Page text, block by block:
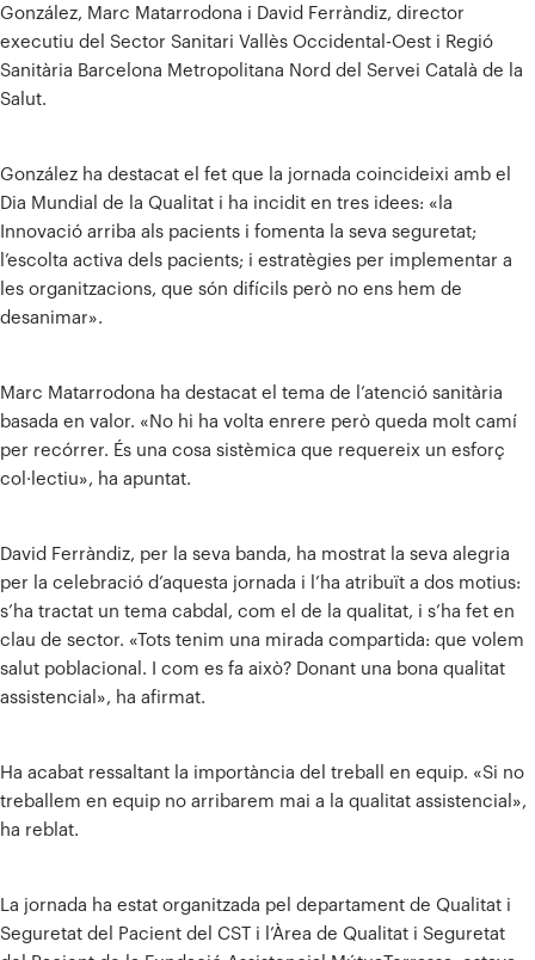
González, Marc Matarrodona i David Ferràndiz, director
executiu del Sector Sanitari Vallès Occidental-Oest i Regió
Sanitària Barcelona Metropolitana Nord del Servei Català de la
Salut.
González ha destacat el fet que la jornada coincideixi amb el
Dia Mundial de la Qualitat i ha incidit en tres idees: «la
Innovació arriba als pacients i fomenta la seva seguretat;
l’escolta activa dels pacients; i estratègies per implementar a
les organitzacions, que són difícils però no ens hem de
desanimar».
Marc Matarrodona ha destacat el tema de l’atenció sanitària
basada en valor. «No hi ha volta enrere però queda molt camí
per recórrer. És una cosa sistèmica que requereix un esforç
col·lectiu», ha apuntat.
David Ferràndiz, per la seva banda, ha mostrat la seva alegria
per la celebració d’aquesta jornada i l’ha atribuït a dos motius:
s’ha tractat un tema cabdal, com el de la qualitat, i s’ha fet en
clau de sector. «Tots tenim una mirada compartida: que volem
salut poblacional. I com es fa això? Donant una bona qualitat
assistencial», ha afirmat.
Ha acabat ressaltant la importància del treball en equip. «Si no
treballem en equip no arribarem mai a la qualitat assistencial»,
ha reblat.
La jornada ha estat organitzada pel departament de Qualitat i
Seguretat del Pacient del CST i l’Àrea de Qualitat i Seguretat